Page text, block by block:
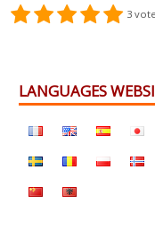
3
LANGUAGES